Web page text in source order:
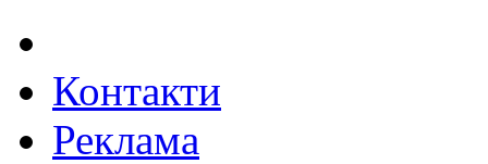
Контакти
Реклама